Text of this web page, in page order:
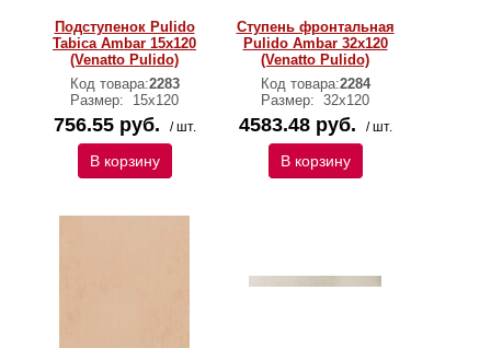
Подступенок Pulido
Tabica Ambar 15х120
(Venatto Pulido)
Код товара:2283
Размер:
15х120
756.55 руб. / шт.
В корзину
Ступень фронтальная
Pulido Ambar 32х120
(Venatto Pulido)
Код товара:2284
Размер: 32х120
4583.48 руб. / шт.
В корзину